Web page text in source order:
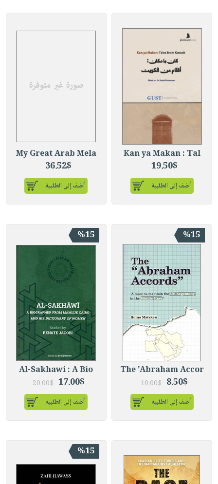
Kan ya Makan : Tal
19.50$
أضف إلى الطلبية
My Great Arab Mela
36.52$
أضف إلى الطلبية
%15
The 'Abraham Accor
8.50$
10.00$
أضف إلى الطلبية
%15
Al-Sakhawi : A Bio
17.00$
20.00$
أضف إلى الطلبية
%15